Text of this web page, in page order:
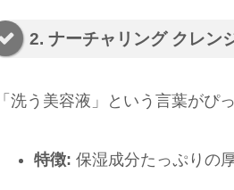
2. ナーチャリング クレン
「洗う美容液」という言葉がぴ
特徴: 保湿成分たっぷりの